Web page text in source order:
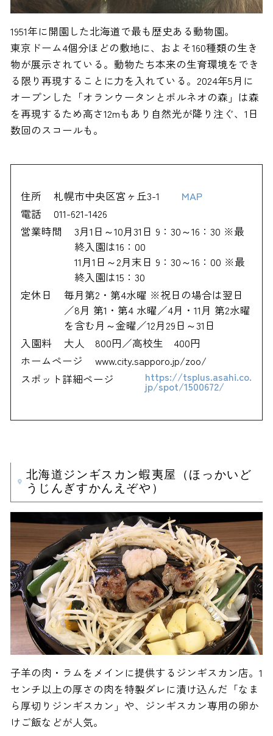
1951年に開園した北海道で最も歴史ある動物園。
東京ドーム4個分ほどの敷地に、およそ160種類の生き
物が展示されている。動物たち本来の生育環境をでき
る限り再現することに力を入れている。2024年5月に
オープンした「オランウータンとボルネオの森」は森
を再現するため高さ12mもあり自然光が降り注ぐ、1日
数回のスコールも。
住所 札幌市中央区宮ヶ丘3-1
MAP
電話
011-621-1426
営業時間
3月1日～10月31日 9：30～16：30 ※最
終入園は16：00
11月1日～2月末日 9：30～16：00 ※最
終入園は15：30
定休日
毎月第2・第4水曜 ※祝日の場合は翌日
／8月 第1・第4 水曜／4月・11月 第2水曜
を含む月～金曜／12月29日～31日
入園料
大人 800円／高校生 400円
ホームページ
www.city.sapporo.jp/zoo/
スポット詳細ページ
https://tsplus.asahi.co.
jp/spot/1500672/
北海道ジンギスカン蝦夷屋（ほっかいど
うじんぎすかんえぞや）
子羊の肉・ラムをメインに提供するジンギスカン店。1
センチ以上の厚さの肉を特製ダレに漬け込んだ「なま
ら厚切りジンギスカン」や、ジンギスカン専用の卵か
けご飯などが人気。